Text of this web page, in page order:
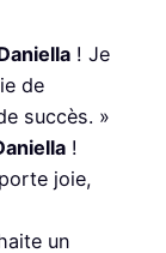
! Je
de
succès. »
!
joie,
un